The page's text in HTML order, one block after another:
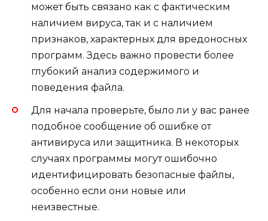
может быть связано как с фактическим
наличием вируса, так и с наличием
признаков, характерных для вредоносных
программ. Здесь важно провести более
глубокий анализ содержимого и
поведения файла.
Для начала проверьте, было ли у вас ранее
подобное сообщение об ошибке от
антивируса или защитника. В некоторых
случаях программы могут ошибочно
идентифицировать безопасные файлы,
особенно если они новые или
неизвестные.